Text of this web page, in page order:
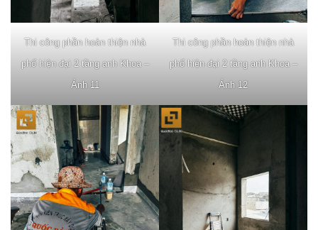
Thi công phần hoàn thiện nhà
phố hiện đại 2 tầng anh Khoa –
Ảnh 11
Thi công phần hoàn thiện nhà
phố hiện đại 2 tầng anh Khoa –
Ảnh 12